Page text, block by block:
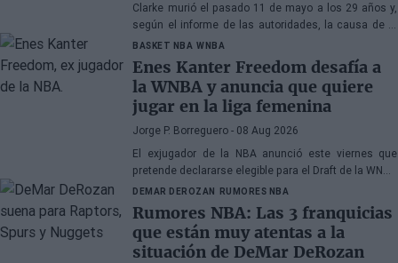
Clarke murió el pasado 11 de mayo a los 29 años y,
según el informe de las autoridades, la causa de la
muerte fueron los efectos de la heroína y la cocaína
BASKET NBA WNBA
Enes Kanter Freedom desafía a
la WNBA y anuncia que quiere
jugar en la liga femenina
Jorge P. Borreguero - 08 Aug 2026
El exjugador de la NBA anunció este viernes que
pretende declararse elegible para el Draft de la WNBA
de 2027
DEMAR DEROZAN RUMORES NBA
Rumores NBA: Las 3 franquicias
que están muy atentas a la
situación de DeMar DeRozan